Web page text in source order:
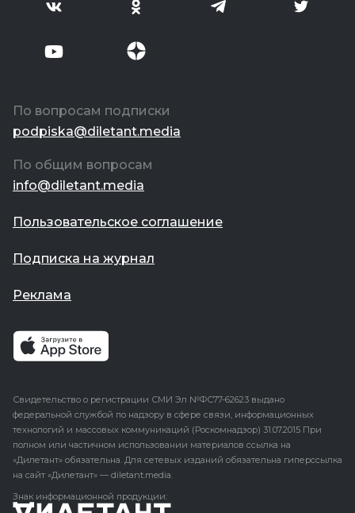
По вопросам подписки
podpiska@diletant.media
По общим вопросам
info@diletant.media
Пользовательское соглашение
Подписка на журнал
Реклама
Свидетельство о регистрации СМИ Эл №ФС77-62623 выдано
федеральной службой по надзору в сфере связи, информационных
технологий и массовых коммуникаций (Роскомнадзор) 31.07.2015 При
полном или частичном использовании материалов ссылка на
«Дилетант» обязательна. Для сетевых изданий обязательна гиперссылка
на сайт «Дилетант» — diletant.media.
Знак информационной продукции: